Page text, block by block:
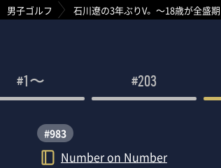
男子ゴルフ 石川遼の3年ぶりV。 ～18歳が全盛
#1〜 #203
#983
Number on Number